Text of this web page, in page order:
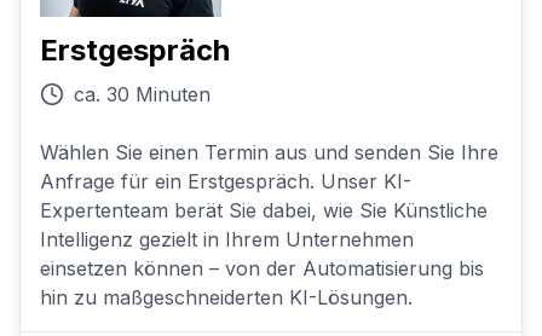
Erstgespräch
ca. 30 Minuten
Wählen Sie einen Termin aus und senden Sie Ihre
Anfrage für ein Erstgespräch. Unser KI-
Expertenteam berät Sie dabei, wie Sie Künstliche
Intelligenz gezielt in Ihrem Unternehmen
einsetzen können – von der Automatisierung bis
hin zu maßgeschneiderten KI-Lösungen.